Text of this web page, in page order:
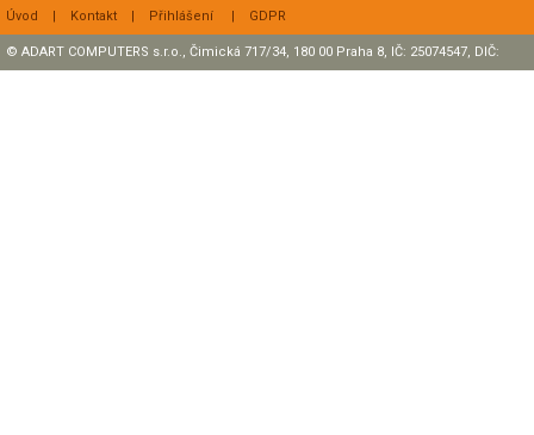
Úvod | Kontakt | Přihlášení | GDPR
© ADART COMPUTERS s.r.o., Čimická 717/34, 180 00 Praha 8, IČ: 25074547, DIČ: